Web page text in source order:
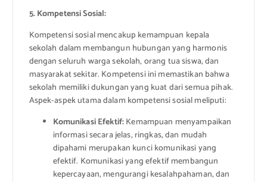
5. Kompetensi Sosial:
Kompetensi sosial mencakup kemampuan kepala
sekolah dalam membangun hubungan yang harmonis
dengan seluruh warga sekolah, orang tua siswa, dan
masyarakat sekitar. Kompetensi ini memastikan bahwa
sekolah memiliki dukungan yang kuat dari semua pihak.
Aspek-aspek utama dalam kompetensi sosial meliputi:
Komunikasi Efektif:Kemampuan menyampaikan
informasi secara jelas, ringkas, dan mudah
dipahami merupakan kunci komunikasi yang
efektif. Komunikasi yang efektif membangun
kepercayaan, mengurangi kesalahpahaman, dan